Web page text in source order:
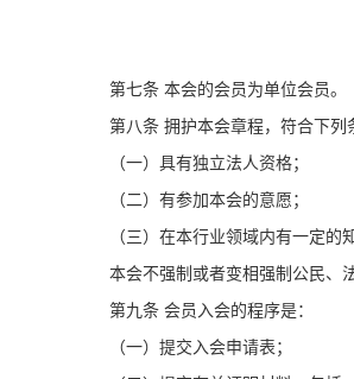
第七条 本会的会员为单位会员。
第八条 拥护本会章程，符合下列
（一）具有独立法人资格；
（二）有参加本会的意愿；
（三）在本行业领域内有一定的
本会不强制或者变相强制公民、
第九条 会员入会的程序是：
（一）提交入会申请表；